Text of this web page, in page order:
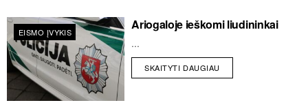
EISMO ĮVYKIS Ariogaloje ieškomi liudininkai
...
SKAITYTI DAUGIAU